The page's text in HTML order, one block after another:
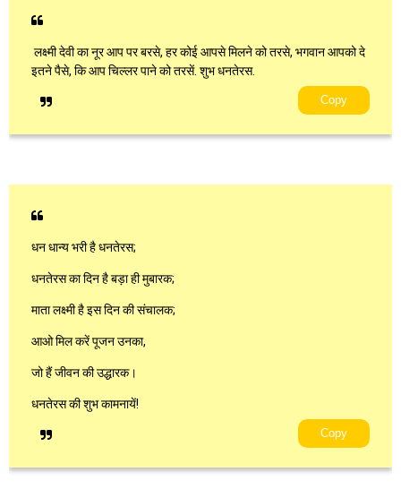
लक्ष्मी देवी का नूर आप पर बरसे, हर कोई आपसे मिलने को तरसे, भगवान आपको दे
इतने पैसे, कि आप चिल्लर पाने को तरसें. शुभ धनतेरस.
Copy
धन धान्य भरी है धनतेरस;
धनतेरस का दिन है बड़ा ही मुबारक;
माता लक्ष्मी है इस दिन की संचालक;
आओ मिल करें पूजन उनका,
जो हैं जीवन की उद्धारक।
धनतेरस की शुभ कामनायें!
Copy